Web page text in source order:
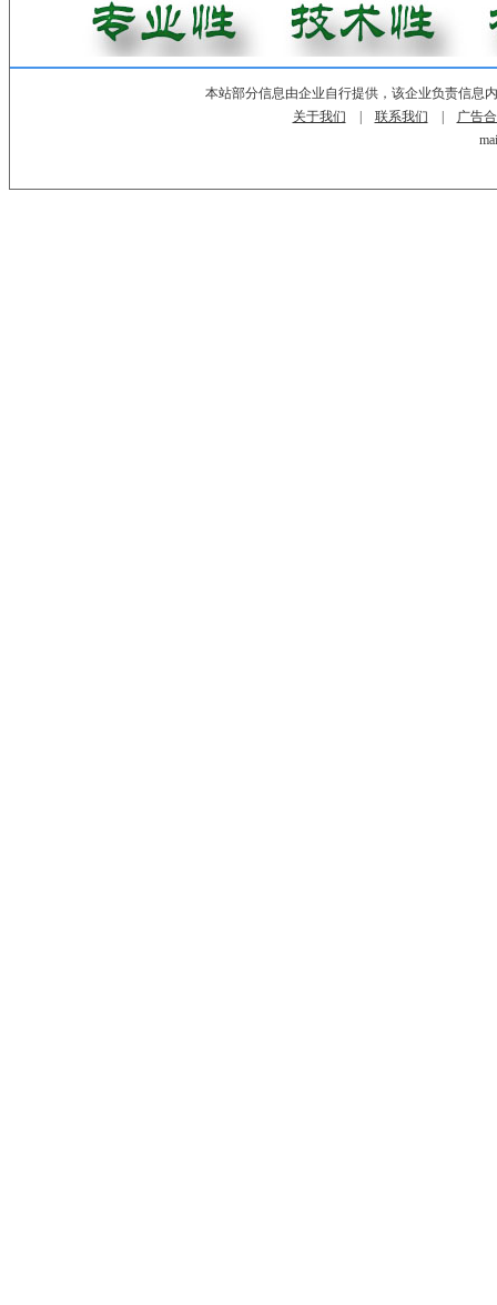
本站部分信息由企业自行提供，该企业负责信息
关于我们
联系我们
广告